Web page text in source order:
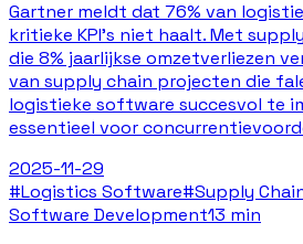
Gartner meldt dat 76% van
kritieke KPI's niet haalt. Met
die 8% jaarlijkse omzetverliezen
van supply chain projecten die
logistieke software succesvol te
essentieel voor
2025-11-29
#Logistics Software#Supply
Software Development13 min